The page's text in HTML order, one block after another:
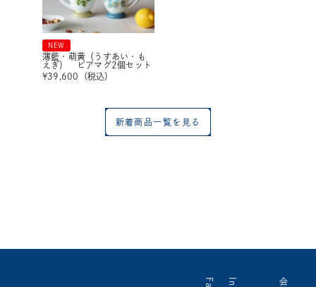
NEW
薄藍・萌黄（うすあい・も
えぎ） ビアマグ2個セット
¥39,600 （税込）
新着商品一覧を見る